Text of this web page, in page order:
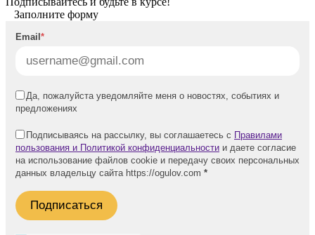
Заполните форму
Email *
Да, пожалуйста уведомляйте меня о новостях, событиях и
предложениях
Подписываясь на рассылку, вы соглашаетесь с Правилами
пользования и Политикой конфиденциальности и даете согласие
на использование файлов cookie и передачу своих персональных
данных владельцу сайта https://ogulov.com *
Подписаться